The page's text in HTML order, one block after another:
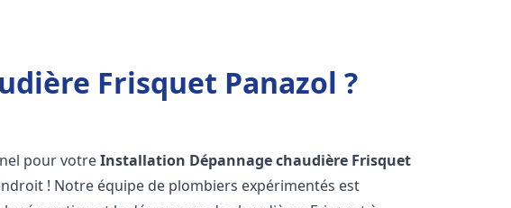
Frisquet Panazol ?
pour votreInstallation Dépannage chaudière Frisquet
! Notre équipe de plombiers expérimentés est